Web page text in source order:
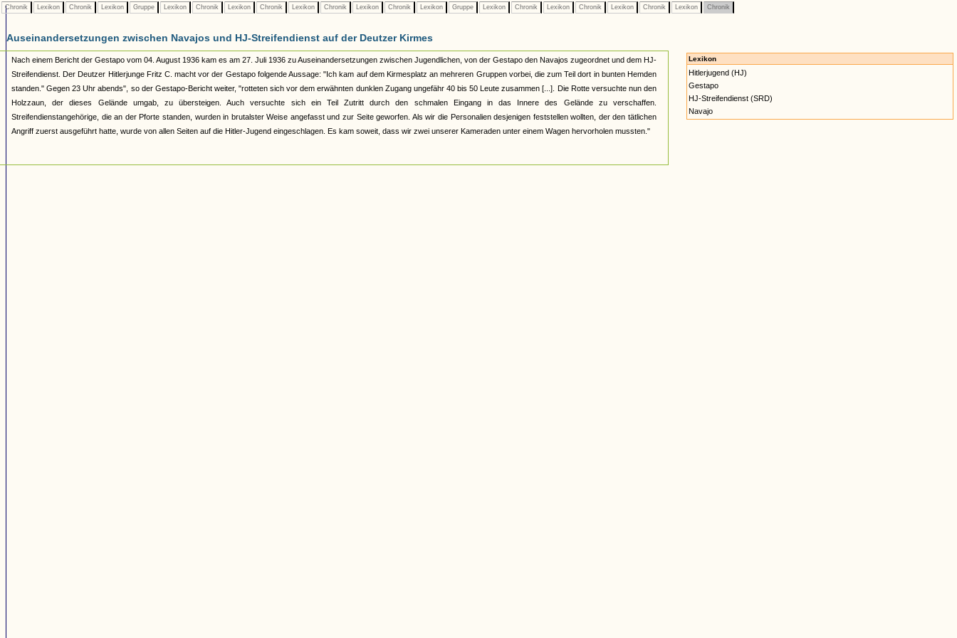
Chronik Lexikon Chronik Lexikon Gruppe Lexikon Chronik Lexikon Chronik Lexikon Chronik Lexikon Chronik Lexikon Gruppe Lexikon Chronik Lexikon Chronik Lexikon Chronik Lexikon Chronik
Auseinandersetzungen zwischen Navajos und HJ-Streifendienst auf der Deutzer Kirmes
Nach einem Bericht der Gestapo vom 04. August 1936 kam es am 27. Juli 1936 zu Auseinandersetzungen zwischen Jugendlichen, von der Gestapo den Navajos zugeordnet und dem HJ-
Streifendienst. Der Deutzer Hitlerjunge Fritz C. macht vor der Gestapo folgende Aussage: "Ich kam auf dem Kirmesplatz an mehreren Gruppen vorbei, die zum Teil dort in bunten Hemden
standen." Gegen 23 Uhr abends", so der Gestapo-Bericht weiter, "rotteten sich vor dem erwähnten dunklen Zugang ungefähr 40 bis 50 Leute zusammen [...]. Die Rotte versuchte nun den
Holzzaun, der dieses Gelände umgab, zu übersteigen. Auch versuchte sich ein Teil Zutritt durch den schmalen Eingang in das Innere des Gelände zu verschaffen.
Streifendienstangehörige, die an der Pforte standen, wurden in brutalster Weise angefasst und zur Seite geworfen. Als wir die Personalien desjenigen feststellen wollten, der den tätlichen
Angriff zuerst ausgeführt hatte, wurde von allen Seiten auf die Hitler-Jugend eingeschlagen. Es kam soweit, dass wir zwei unserer Kameraden unter einem Wagen hervorholen mussten."
Lexikon
Hitlerjugend (HJ)
Gestapo
HJ-Streifendienst (SRD)
Navajo